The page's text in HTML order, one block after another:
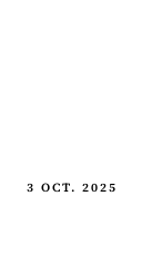
3 OCT. 2025